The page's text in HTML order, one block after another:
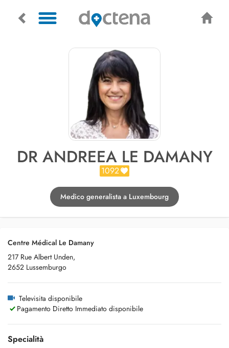
DR ANDREEA LE DAMANY
1092
Medico generalista a Luxembourg
Centre Médical Le Damany
217 Rue Albert Unden,
2652 Lussemburgo
Televisita disponibile
Pagamento Diretto Immediato disponibile
Specialità